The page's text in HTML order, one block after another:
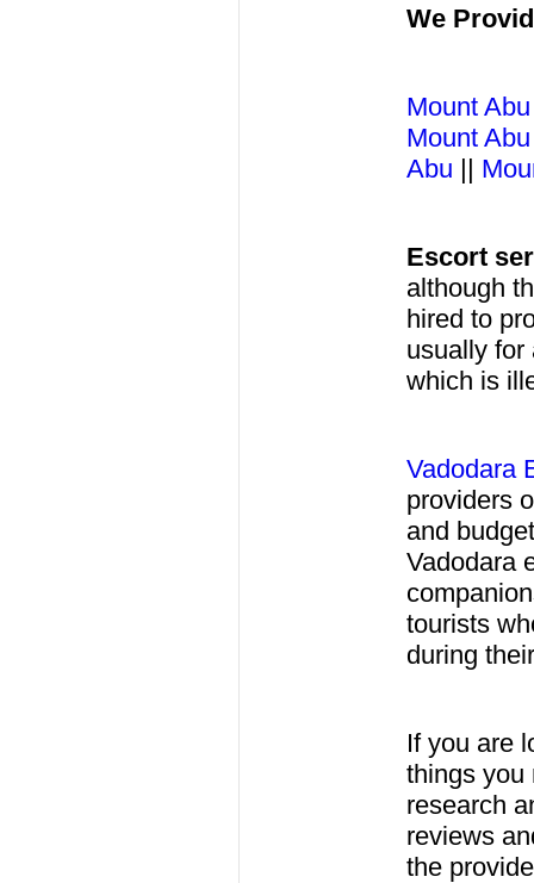
We
Mount
Mount Abu
Abu ||
Escort
although
hired to
usually for
which is
Vadodara
providers
and
Vadodara
tourists
during
If you are
things you
research
reviews
the